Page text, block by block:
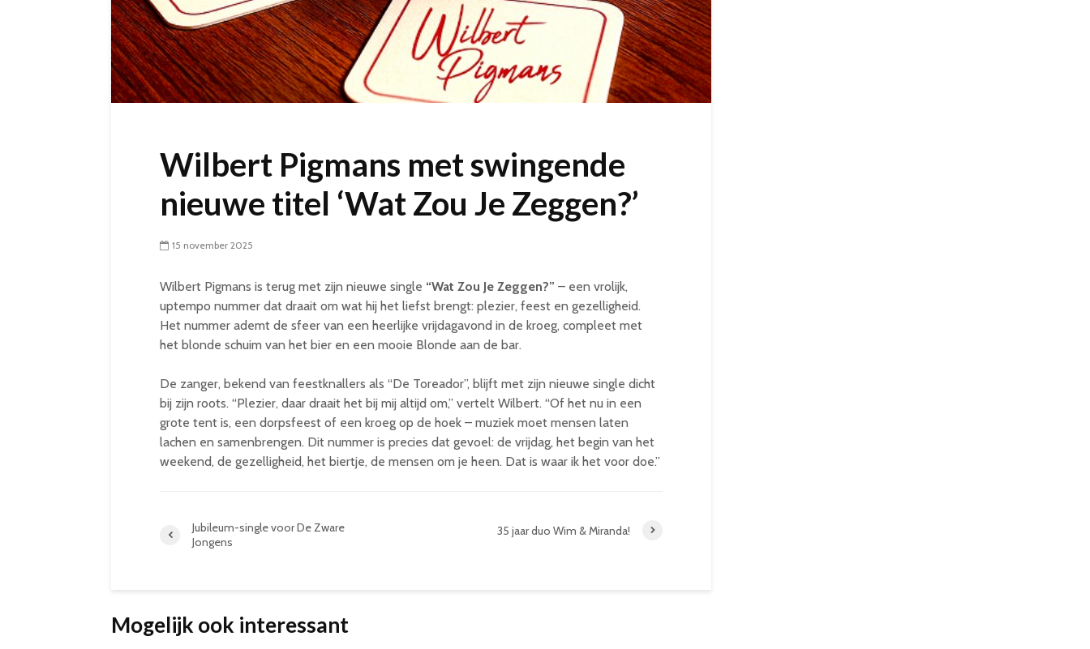
Wilbert Pigmans met swingende
nieuwe titel ‘Wat Zou Je Zeggen?’
15 november 2025
Wilbert Pigmans is terug met zijn nieuwe single “Wat Zou Je Zeggen?” – een vrolijk,
uptempo nummer dat draait om wat hij het liefst brengt: plezier, feest en gezelligheid.
Het nummer ademt de sfeer van een heerlijke vrijdagavond in de kroeg, compleet met
het blonde schuim van het bier en een mooie Blonde aan de bar.
De zanger, bekend van feestknallers als “De Toreador”, blijft met zijn nieuwe single dicht
bij zijn roots. “Plezier, daar draait het bij mij altijd om,” vertelt Wilbert. “Of het nu in een
grote tent is, een dorpsfeest of een kroeg op de hoek – muziek moet mensen laten
lachen en samenbrengen. Dit nummer is precies dat gevoel: de vrijdag, het begin van het
weekend, de gezelligheid, het biertje, de mensen om je heen. Dat is waar ik het voor doe.”
Jubileum-single voor De Zware
Jongens
35 jaar duo Wim & Miranda!
Mogelijk ook interessant